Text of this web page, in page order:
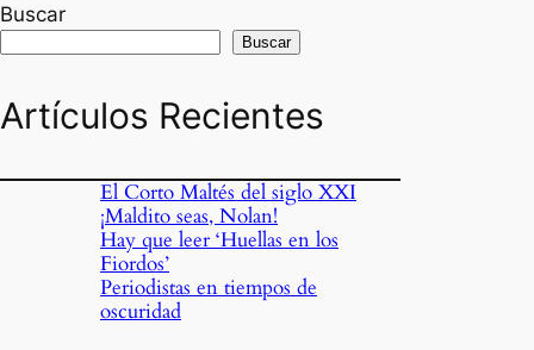
Buscar
Buscar
Artículos Recientes
El Corto Maltés del siglo XXI
¡Maldito seas, Nolan!
Hay que leer ‘Huellas en los
Fiordos’
Periodistas en tiempos de
oscuridad